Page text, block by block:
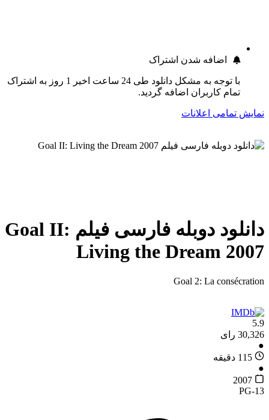
اضافه شدن اشتراک
با توجه به مشکل دانلود طی 24 ساعت اخیر 1 روز به اشتراک
تمام کاربران اضافه گردید.
نمایش تمامی اعلانات
دانلود دوبله فارسی فیلم Goal II:
Living the Dream 2007
Goal 2: La consécration
5.9
30,326 رای
●
115 دقیقه
●
2007
PG-13